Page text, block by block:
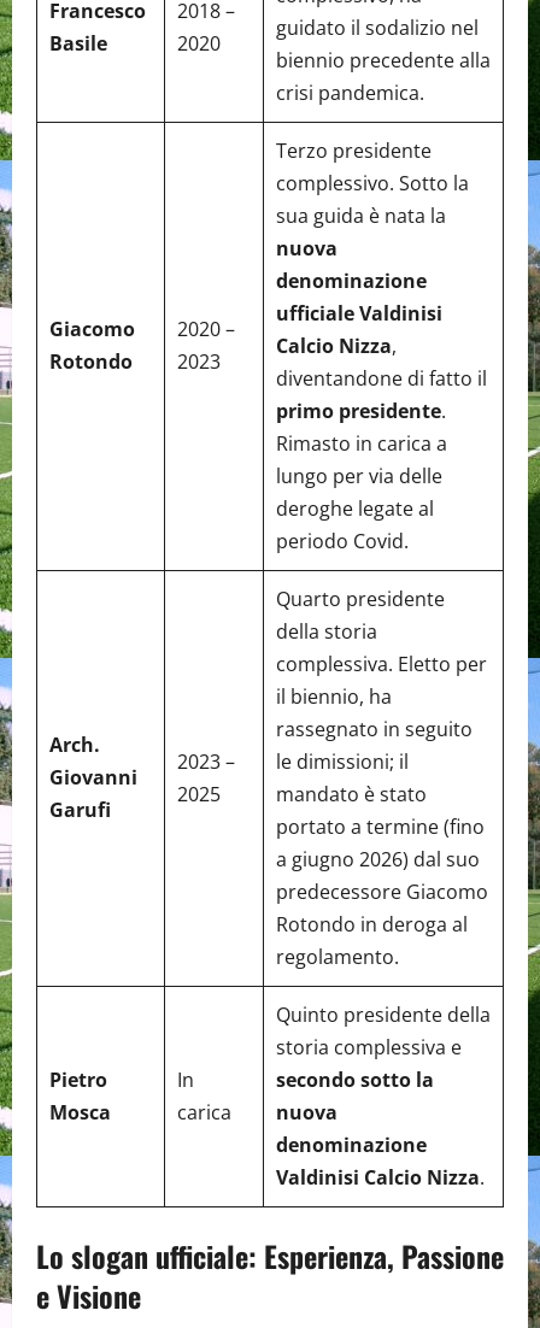
Francesco
Basile
2018 –
2020
guidato il sodalizio nel
biennio precedente alla
crisi pandemica.
Giacomo
Rotondo
2020 –
2023
Terzo presidente
complessivo. Sotto la
sua guida è nata la
nuova
denominazione
ufficiale Valdinisi
Calcio Nizza,
diventandone di fatto il
primo presidente.
Rimasto in carica a
lungo per via delle
deroghe legate al
periodo Covid.
Arch.
Giovanni
Garufi
2023 –
2025
Quarto presidente
della storia
complessiva. Eletto per
il biennio, ha
rassegnato in seguito
le dimissioni; il
mandato è stato
portato a termine (fino
a giugno 2026) dal suo
predecessore Giacomo
Rotondo in deroga al
regolamento.
Pietro
Mosca
In
carica
Quinto presidente della
storia complessiva e
secondo sotto la
nuova
denominazione
Valdinisi Calcio Nizza.
Lo slogan ufficiale: Esperienza, Passione
e Visione